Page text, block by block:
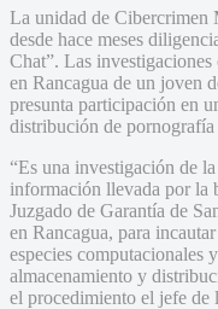
La unidad de Cibercrimen
desde hace meses
Chat”. Las
en Rancagua de un joven
presunta participación en
distribución de
“Es una investigación de
información llevada por la
Juzgado de Garantía de
en Rancagua, para
especies computacionales
almacenamiento y
el procedimiento el jefe de